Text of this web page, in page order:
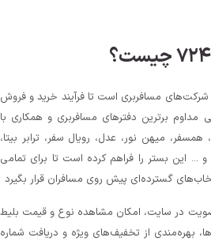
و شرکت‌های مسافربری است تا فرآیند خرید و فروش
مداوم برترین دفترهای مسافربری و همکاری با
میهن‌ نور، عدل، رویال سفر، ترابر بیتا،
و ... این بستر را فراهم کرده است تا برای تمامی
گسترده‌ای پیش روی مسافران قرار بگیرد
در سایت، امکان مشاهده نوع و قیمت بلیط
بهره‌مندی از تخفیف‌های ویژه و دریافت شماره‌